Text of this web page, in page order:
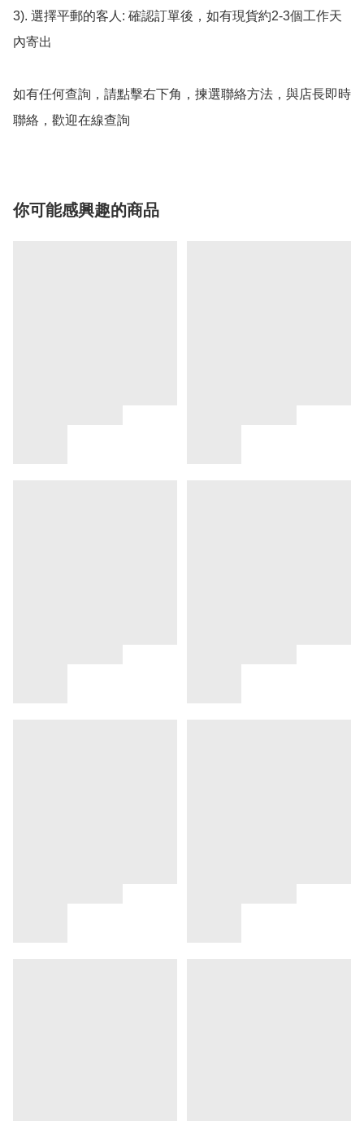
3). 選擇平郵的客人: 確認訂單後，如有現貨約2-3個工作天
內寄出
如有任何查詢，請點擊右下角，揀選聯絡方法，與店長即時
聯絡，歡迎在線查詢
你可能感興趣的商品